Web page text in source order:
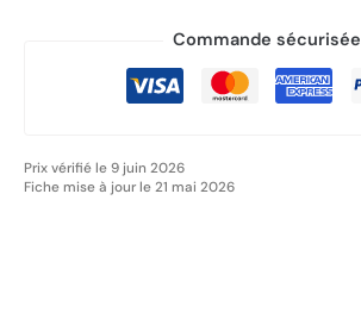
Commande sécurisée
Prix vérifié le 9 juin 2026
Fiche mise à jour le 21 mai 2026